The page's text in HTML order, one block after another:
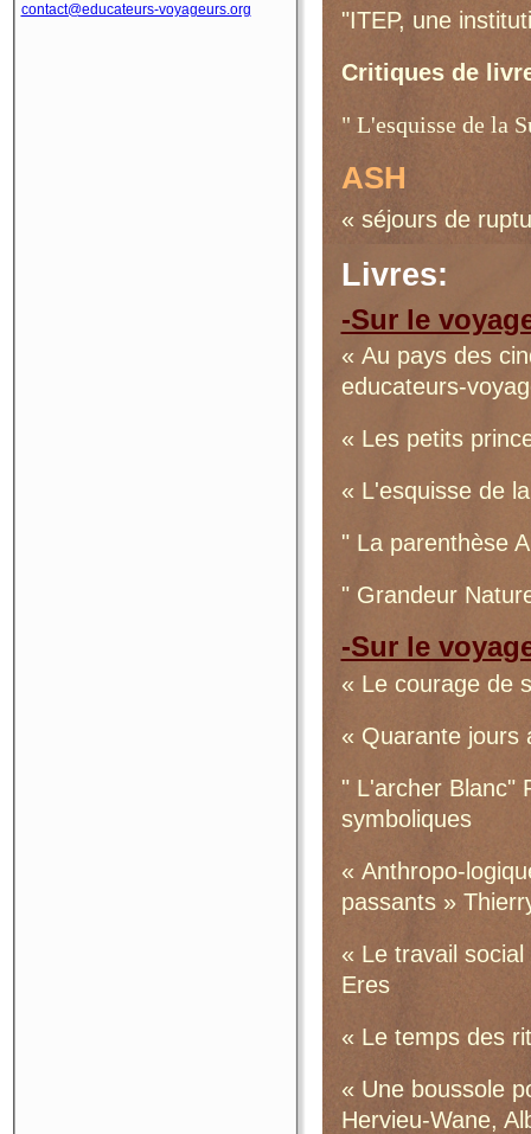
contact@educateurs-voyageurs.org
"ITEP, une
Critiques de
" L'esquisse de la
ASH
« séjours de
Livres:
-Sur le
« Au pays des
educateurs-
« Les petits
« L'esquisse de
" La parenthèse
" Grandeur
-Sur le
« Le courage de
« Quarante jours
" L'archer Blanc"
symboliques
« Anthropo-
passants »
« Le travail
Eres
« Le temps des
« Une boussole
Hervieu-Wane,